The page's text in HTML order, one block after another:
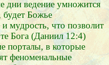
дни ведение умножится
будет Божье
и мудрость, что позволит
Бога (Даниил 12:4)
порталы, в которые
феноменальные